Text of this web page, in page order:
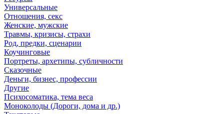
Универсальные
Отношения, секс
Женские, мужские
Травмы, кризисы, страхи
Род, предки, сценарии
Коучинговые
Портреты, архетипы, субличности
Сказочные
Деньги, бизнес, профессии
Другие
Психосоматика, тема веса
Моноколоды (Дороги, дома и др.)